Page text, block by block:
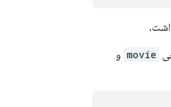
movie و